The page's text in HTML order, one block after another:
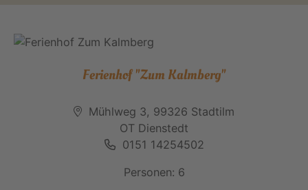
Ferienhof "Zum Kalmberg"
Mühlweg 3, 99326 Stadtilm
OT Dienstedt
0151 14254502
Personen: 6